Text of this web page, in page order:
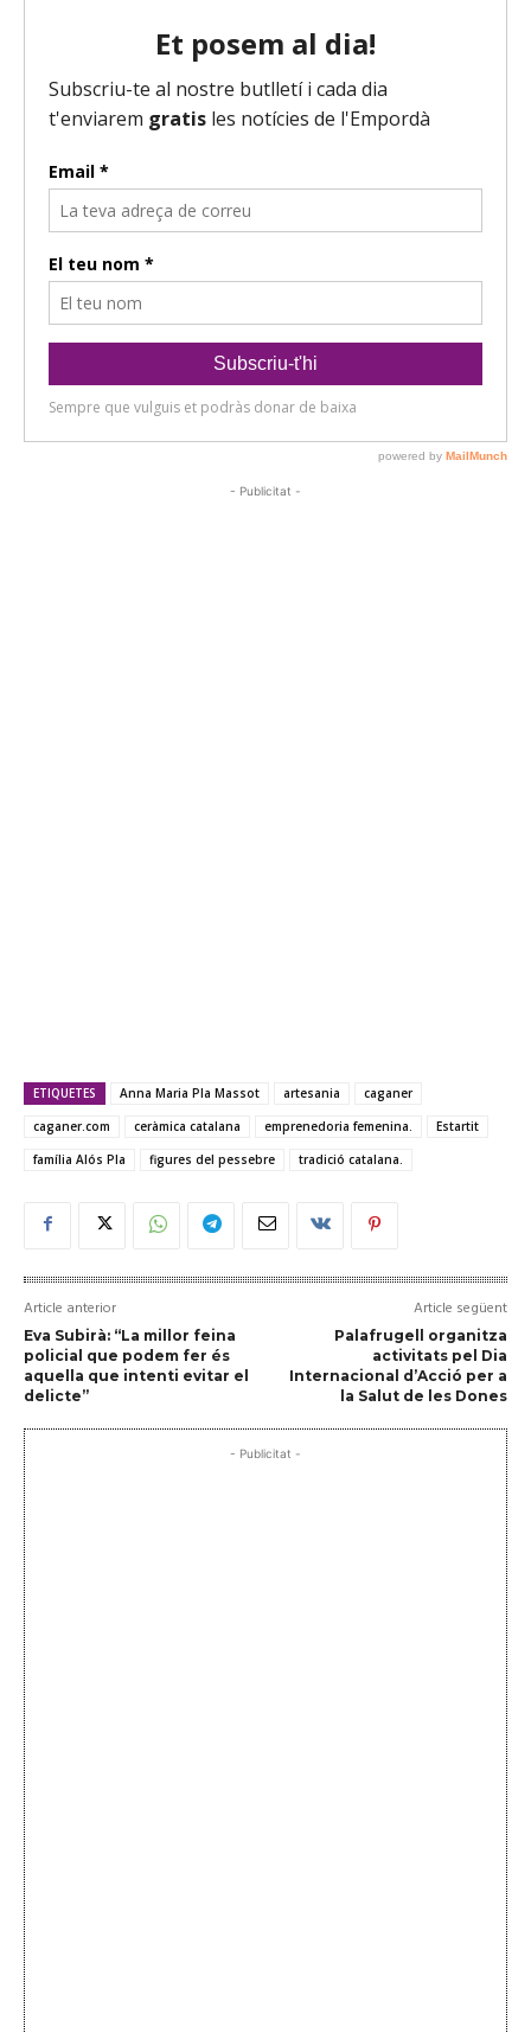
- Publicitat -
ETIQUETES Anna Maria Pla Massot artesania
caganer
caganer.com
ceràmica catalana emprenedoria femenina.
Estartit
família Alós Pla
figures del pessebre tradició catalana.
Article anterior
Eva Subirà: “La millor feina
policial que podem fer és
aquella que intenti evitar el
delicte”
Article següent
Palafrugell organitza
activitats pel Dia
Internacional d’Acció per a
la Salut de les Dones
- Publicitat -